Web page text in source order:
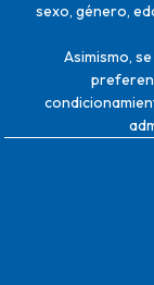
sexo, género,
Asimismo,